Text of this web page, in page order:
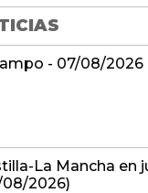
- 07/08/2026
La Mancha en
08/2026)